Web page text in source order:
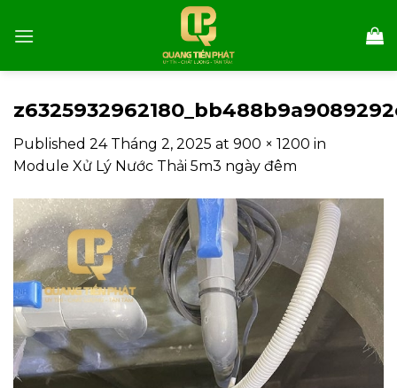
Published 24 Tháng 2, 2025 at 900 × 1200 in
Module Xử Lý Nước Thải 5m3 ngày đêm